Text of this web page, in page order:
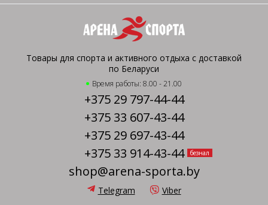
Товары для спорта и активного отдыха с доставкой
по Беларуси
Время работы: 8.00 - 21.00
+375 29 797-44-44
+375 33 607-43-44
+375 29 697-43-44
+375 33 914-43-44
безнал
shop@arena-sporta.by
Telegram Viber